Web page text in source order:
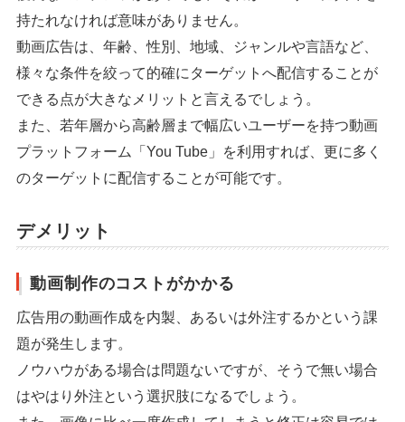
持たれなければ意味がありません。
動画広告は、年齢、性別、地域、ジャンルや言語など、
様々な条件を絞って的確にターゲットへ配信することが
できる点が大きなメリットと言えるでしょう。
また、若年層から高齢層まで幅広いユーザーを持つ動画
プラットフォーム「You Tube」を利用すれば、更に多く
のターゲットに配信することが可能です。
デメリット
動画制作のコストがかかる
広告用の動画作成を内製、あるいは外注するかという課
題が発生します。
ノウハウがある場合は問題ないですが、そうで無い場合
はやはり外注という選択肢になるでしょう。